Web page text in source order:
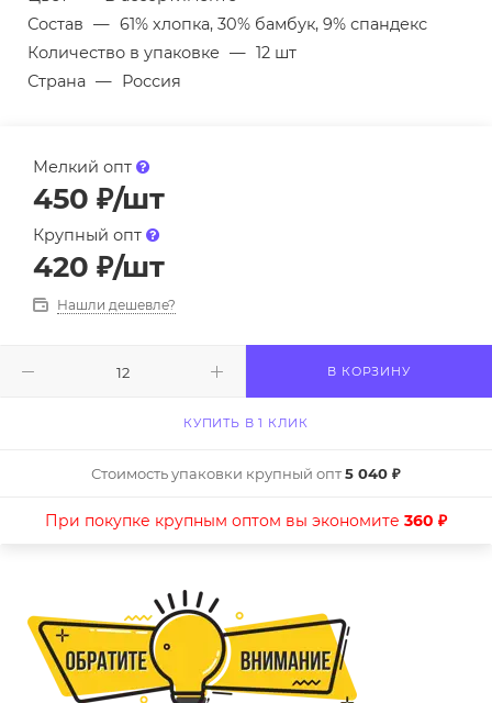
Состав — 61% хлопка, 30% бамбук, 9% спандекс
Количество в упаковке — 12 шт
Страна — Россия
Мелкий опт
450 ₽/шт
Крупный опт
420 ₽/шт
Нашли дешевле?
В КОРЗИНУ
КУПИТЬ В 1 КЛИК
Стоимость упаковки крупный опт5 040 ₽
При покупке крупным оптом вы экономите 360 ₽